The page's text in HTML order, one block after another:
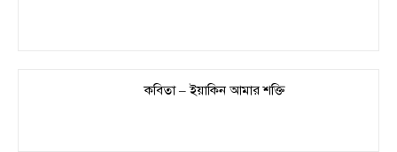
কবিতা – ইয়াকিন আমার শক্তি